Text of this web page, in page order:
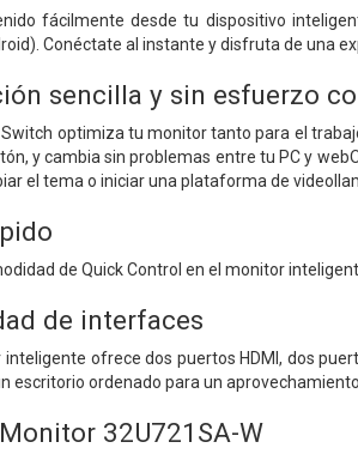
fácilmente desde tu dispositivo
Conéctate al instante y disfruta de una
sencilla y sin esfuerzo
Switch optimiza tu monitor tanto para el
y cambia sin problemas entre tu PC y
el tema o iniciar una plataforma de
de Quick Control en el monitor
de interfaces
ofrece dos puertos HDMI, dos
escritorio ordenado para un
32U721SA-W